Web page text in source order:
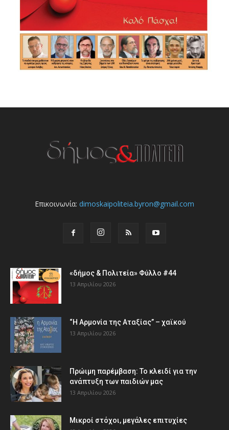
Επικοινωνία: dimoskaipoliteia.byron@gmail.com
«δήμος & Πολιτεία» Φύλλο #44
13 Απριλίου 2026
“Η Αρμονία της Αταξίας” – χαϊκού
13 Απριλίου 2026
Πρώιμη παρέμβαση: Το κλειδί για την
ανάπτυξη των παιδιών µας
13 Απριλίου 2026
Μικροί στόχοι, μεγάλες επιτυχίες